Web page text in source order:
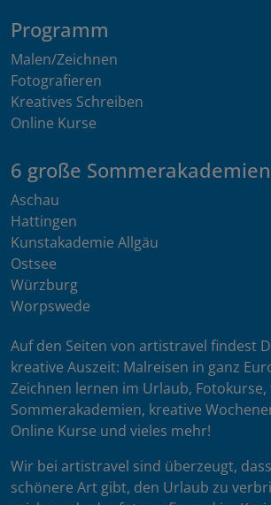
Programm
Malen/Zeichnen
Fotografieren
Kreatives Schreiben
Online Kurse
6 große Sommerakademien
Aschau
Hattingen
Kunstakademie Allgäu
Ostsee
Würzburg
Worpswede
Auf den Seiten von artistravel findest
kreative Auszeit: Malreisen in ganz
Zeichnen lernen im Urlaub,
Sommerakademien, kreative
Online Kurse und vieles mehr!
Wir bei artistravel sind überzeugt,
schönere Art gibt, den Urlaub zu